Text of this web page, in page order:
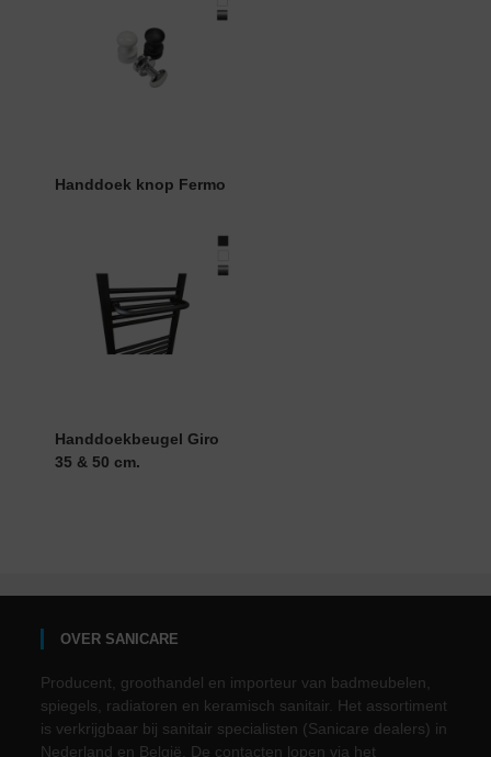
Handdoek knop Fermo
Handdoekbeugel Giro
35 & 50 cm.
OVER SANICARE
Producent, groothandel en importeur van badmeubelen,
spiegels, radiatoren en keramisch sanitair. Het assortiment
is verkrijgbaar bij sanitair specialisten (Sanicare dealers) in
Nederland en België. De contacten lopen via het